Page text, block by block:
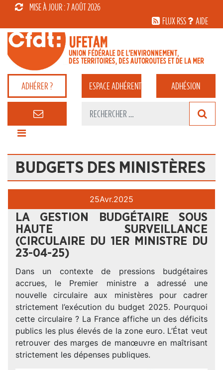
MISE À JOUR : 7 AOÛT 2026
FLUX RSS
AIDE
ADHÉRER ? ESPACEADHÉRENT ADHÉSION
BUDGETS DES MINISTÈRES
25Avr.2025
LA GESTION BUDGÉTAIRE SOUS
HAUTE SURVEILLANCE
(CIRCULAIRE DU 1ER MINISTRE DU
23-04-25)
Dans un contexte de pressions budgétaires
accrues, le Premier ministre a adressé une
nouvelle circulaire aux ministères pour cadrer
strictement l’exécution du budget 2025. Pourquoi
cette circulaire ? La France affiche un des déficits
publics les plus élevés de la zone euro. L’État veut
retrouver des marges de manœuvre en maîtrisant
strictement les dépenses publiques.